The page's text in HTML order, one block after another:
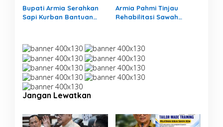
Banjir
Human Initiative dan
WEPA
Bupati Armia Serahkan
Sapi Kurban Bantuan
Armia Pahmi Tinjau
Rehabilitasi Sawah
Jangan Lewatkan